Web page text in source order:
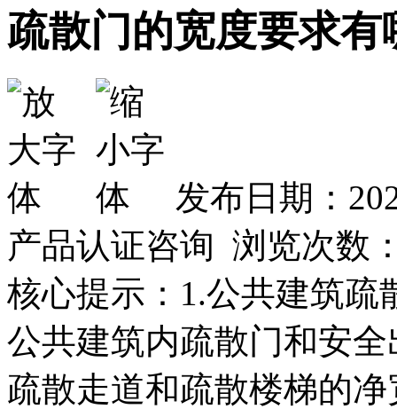
资料档案库房铝合金防火窗采购
金江小区防火窗安装招标
疏散门的宽度要求有
发布日期：
产品认证咨询 浏览次数
核心提示：1.公共建筑疏
公共建筑内疏散门和安
疏散走道和疏散楼梯的